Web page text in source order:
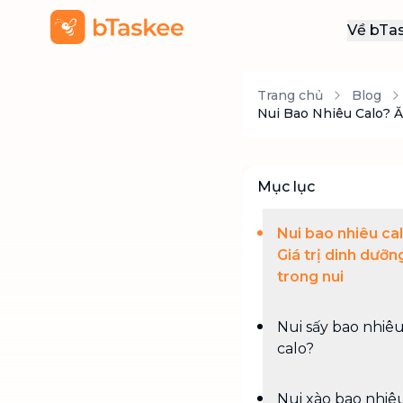
Về
Trang chủ Blog
Nui Bao Nhiêu Calo?
Mục lục
Nui bao nhiêu
Giá trị dinh
trong nui
Nui sấy bao nhiêu
calo?
Nui xào bao